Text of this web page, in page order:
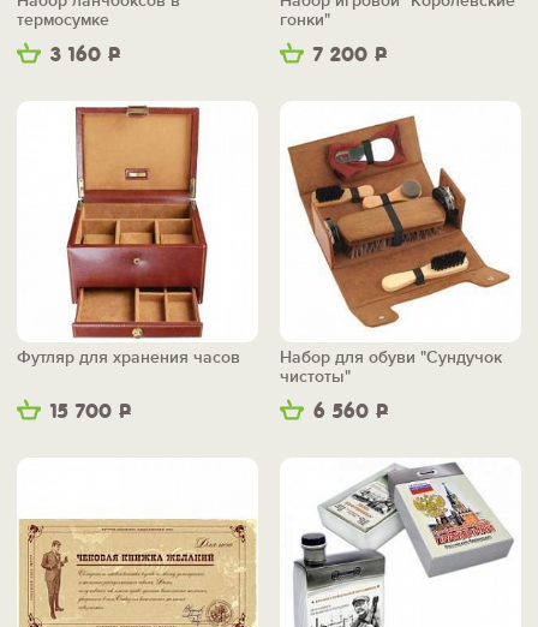
3 160 Р
термосумке
7 200 Р
гонки"
15 700 Р
Футляр для хранения часов
6 560 Р
Набор для обуви "Сундучок
чистоты"